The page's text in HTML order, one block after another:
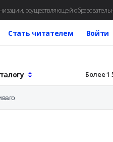
осуществляющей
Стать читателем Войти
Более 1